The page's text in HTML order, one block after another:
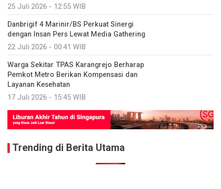
25 Juli 2026 - 12:55 WIB
Danbrigif 4 Marinir/BS Perkuat Sinergi
dengan Insan Pers Lewat Media Gathering
22 Juli 2026 - 00:41 WIB
Warga Sekitar TPAS Karangrejo Berharap
Pemkot Metro Berikan Kompensasi dan
Layanan Kesehatan
17 Juli 2026 - 15:45 WIB
Trending di Berita Utama